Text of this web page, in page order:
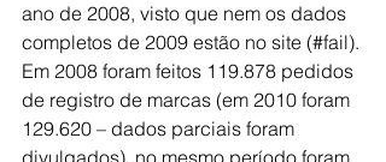
ano de 2008, visto que nem os dados
completos de 2009 estão no site (#fail).
Em 2008 foram feitos 119.878 pedidos
de registro de marcas (em 2010 foram
129.620 – dados parciais foram
divulgados), no mesmo período foram